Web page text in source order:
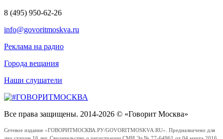
8 (495) 950-62-26
info@govoritmoskva.ru
Реклама на радио
Города вещания
Наши слушатели
Все права защищены. 2014-2026 © «Говорит Москва»
Сетевое издание «ГОВОРИТМОСКВА.РУ/GOVORITMOSKVA.RU». Предназначено для